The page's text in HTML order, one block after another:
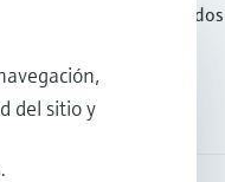
Productos destacados
Servicios
del sitio y